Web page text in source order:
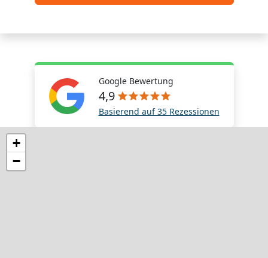
Google Bewertung
4,9
Basierend auf 35 Rezessionen
+
−